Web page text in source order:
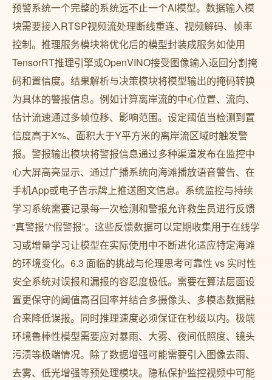
预警系统一个完整的系统远不止一个AI模型。数据输入模
块需要接入RTSP视频流处理断线重连、视频解码、帧率
控制。推理服务模块将优化后的模型封装成服务如使用
TensorRT推理引擎或OpenVINO接受图像输入返回分割掩
码和置信度。结果解析与决策模块将模型输出的掩码转换
为具体的警报信息。例如计算离岸流的中心位置、流向、
估计流速通过多帧位移、影响范围。设定阈值当检测到置
信度高于X%、面积大于Y平方米的离岸流区域时触发警
报。警报输出模块将警报信息通过多种渠道发布在监控中
心大屏高亮显示、通过广播系统向海滩播放语音警告、在
手机App或电子告示牌上推送图文信息。系统监控与持续
学习系统需要记录每一次检测和警报允许救生员进行反馈
“真警报”/“假警报”。这些反馈数据可以定期收集用于在线学
习或增量学习让模型在实际使用中不断进化适应特定海滩
的环境变化。6.3 面临的挑战与伦理思考可靠性 vs 实时性
安全系统对误报和漏报的容忍度极低。需要在算法层面设
置更保守的阈值高召回率并结合多摄像头、多模态数据融
合来降低误报。同时推理速度必须保证在秒级以内。极端
环境鲁棒性模型需要应对暴雨、大雾、夜间低照度、镜头
污渍等极端情况。除了数据增强可能需要引入图像去雨、
去雾、低光增强等预处理模块。隐私保护监控视频中可能